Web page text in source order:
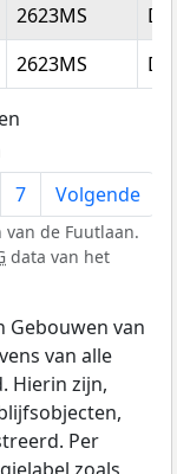
2623MS
2623MS
7 Volgende
de Fuutlaan.
data van het
Gebouwen van
van alle
Hierin zijn,
Per